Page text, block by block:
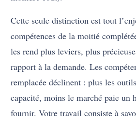
Cette seule distinction est tout
compétences de la moitié
les rend plus leviers, plus
rapport à la demande. Les
remplacée déclinent : plus les
capacité, moins le marché paie un
fournir. Votre travail consiste à